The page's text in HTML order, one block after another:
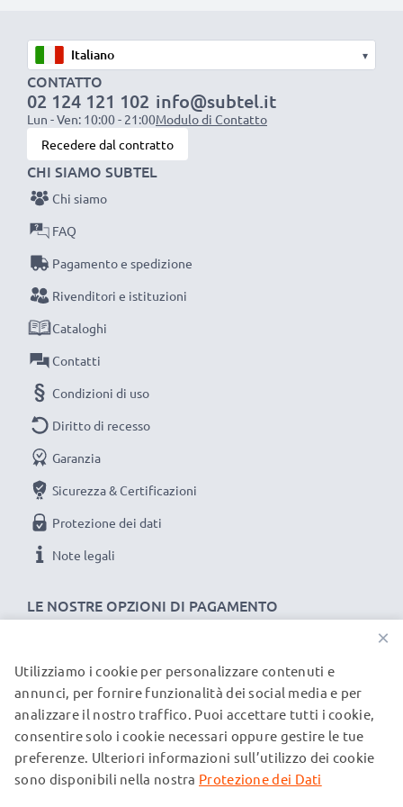
Ottima velocità di ricarica
1x batteria da 1000 mAh: circa 2 ore
1x batteria da 2000 mAh: circa 4 ore
1x batteria da 3000 mAh: circa 6 ore
NOTA BENE:per una prestaziona ottimale e il
raggiungimento di efficienza desiderata ricarica
completamente le batterie prima d‘impiegarle.
questo caricabatteria intelligente, con schermo
LCD, marcato CELLONIC. Ordina ora, spedizione
rapida e 3 anni di garanzia!
▾
CONTATTO
02 124 121 102
Lun - Ven: 10:00 - 21:00
info@subtel.it
Modulo di Contatto
Recedere dal contratto
LE NOSTRE OPZIONI DI PAGAMENTO
CHI SIAMO SUBTEL
Chi siamo
FAQ
Pagamento e spedizione
Rivenditori e istituzioni
Cataloghi
Contatti
Condizioni di uso
Diritto di recesso
Garanzia
Sicurezza & Certificazioni
Protezione dei dati
Note legali
I NOSTRI PARTNER DI SPEDIZIONE
© subtel.it 2026
Tutti i prezzi includono l'IVA e sono esclusi i costi di
spedizione. Si prega di notare che tutti i marchi menzionati
×
Utilizziamo i cookie per personalizzare contenuti e
annunci, per fornire funzionalità dei social media e per
analizzare il nostro traffico. Puoi accettare tutti i cookie,
consentire solo i cookie necessari oppure gestire le tue
preferenze. Ulteriori informazioni sull’utilizzo dei cookie
sono disponibili nella nostra Protezione dei Dati